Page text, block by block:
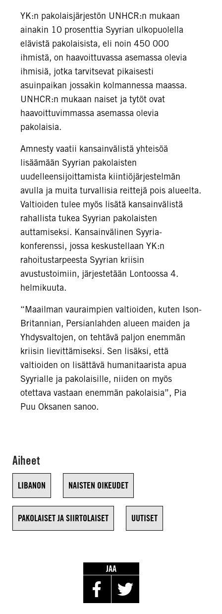
YK:n pakolaisjärjestön UNHCR:n mukaan
ainakin 10 prosenttia Syyrian ulkopuolella
elävistä pakolaisista, eli noin 450 000
ihmistä, on haavoittuvassa asemassa olevia
ihmisiä, jotka tarvitsevat pikaisesti
asuinpaikan jossakin kolmannessa maassa.
UNHCR:n mukaan naiset ja tytöt ovat
haavoittuvimmassa asemassa olevia
pakolaisia.
Amnesty vaatii kansainvälistä yhteisöä
lisäämään Syyrian pakolaisten
uudelleensijoittamista kiintiöjärjestelmän
avulla ja muita turvallisia reittejä pois alueelta.
Valtioiden tulee myös lisätä kansainvälistä
rahallista tukea Syyrian pakolaisten
auttamiseksi. Kansainvälinen Syyria-
konferenssi, jossa keskustellaan YK:n
rahoitustarpeesta Syyrian kriisin
avustustoimiin, järjestetään Lontoossa 4.
helmikuuta.
“Maailman vauraimpien valtioiden, kuten Ison-
Britannian, Persianlahden alueen maiden ja
Yhdysvaltojen, on tehtävä paljon enemmän
kriisin lievittämiseksi. Sen lisäksi, että
valtioiden on lisättävä humanitaarista apua
Syyrialle ja pakolaisille, niiden on myös
otettava vastaan enemmän pakolaisia”, Pia
Puu Oksanen sanoo.
Aiheet
LIBANON NAISTEN OIKEUDET
PAKOLAISET JA SIIRTOLAISET UUTISET
JAA